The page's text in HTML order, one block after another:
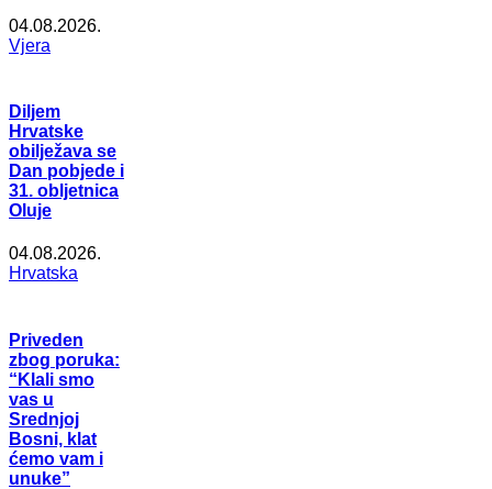
04.08.2026.
Vjera
Diljem
Hrvatske
obilježava se
Dan pobjede i
31. obljetnica
Oluje
04.08.2026.
Hrvatska
Priveden
zbog poruka:
“Klali smo
vas u
Srednjoj
Bosni, klat
ćemo vam i
unuke”